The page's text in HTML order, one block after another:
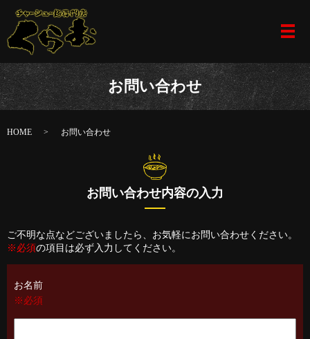
メ
お問い合わせ
HOME お問い合わせ
お問い合わせ内容の入力
ご不明な点などございましたら、お気軽にお問い合わせください。
※必須の項目は必ず入力してください。
お名前
※必須